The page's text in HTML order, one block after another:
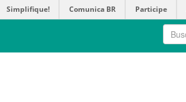
Simplifique! Comunica BR Participe